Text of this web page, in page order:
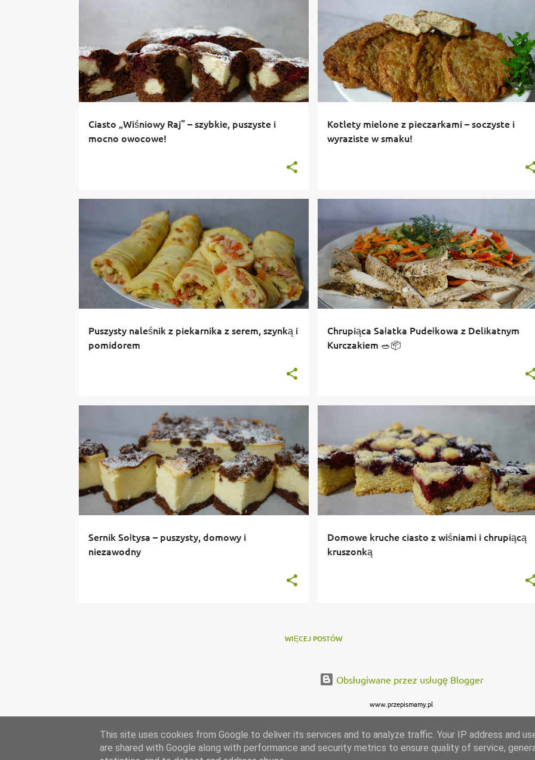
Ciasto „Wiśniowy Raj” – szybkie, puszyste i
mocno owocowe!
Kotlety mielone z pieczarkami – soczyste i
wyraziste w smaku!
Puszysty naleśnik z piekarnika z serem, szynką i
pomidorem
Chrupiąca Sałatka Pudełkowa z Delikatnym
Kurczakiem 🥗📦
Sernik Sołtysa – puszysty, domowy i
niezawodny
Domowe kruche ciasto z wiśniami i chrupiącą
kruszonką
WIĘCEJ POSTÓW
Obsługiwane przez usługę Blogger
www.przepismamy.pl
This site uses cookies from Google to deliver its services and to analyze traffic. Your IP address and
are shared with Google along with performance and security metrics to ensure quality of service,